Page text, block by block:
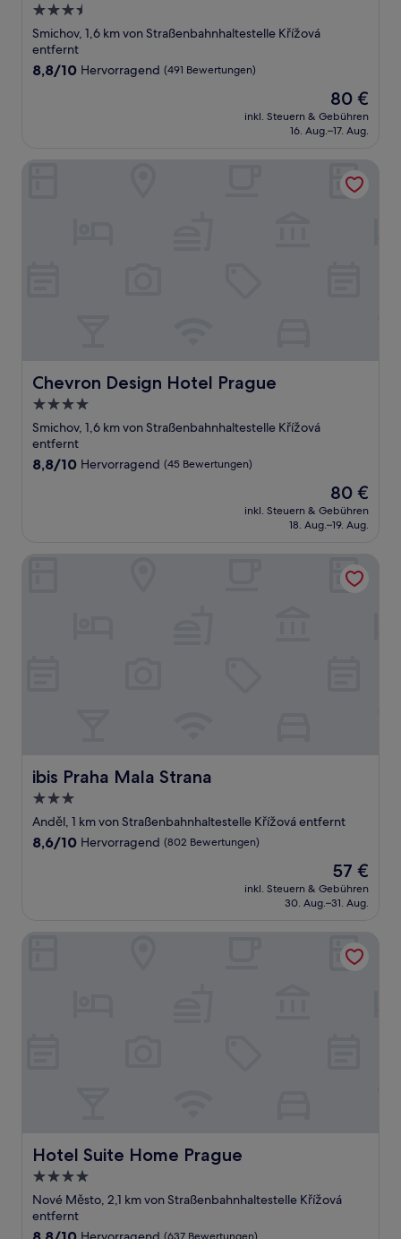
3.5-
Sterne-
Unterkunft
Smichov, 1,6 km von Straßenbahnhaltestelle Křížová
entfernt
8.8
8,8/10 Hervorragend (491 Bewertungen)
Der
Preis
beträgt
80 €
inkl. Steuern & Gebühren
16. Aug.–17. Aug.
Chevron Design Hotel Prague
Chevron Design Hotel Prague
4.0-
Sterne-
Unterkunft
Smichov, 1,6 km von Straßenbahnhaltestelle Křížová
entfernt
8.8
8,8/10 Hervorragend (45 Bewertungen)
Der
Preis
beträgt
80 €
inkl. Steuern & Gebühren
18. Aug.–19. Aug.
ibis Praha Mala Strana
ibis Praha Mala Strana
3.0-
Sterne-
Unterkunft
Anděl, 1 km von Straßenbahnhaltestelle Křížová entfernt
8.6
8,6/10 Hervorragend (802 Bewertungen)
Der
Preis
beträgt
57 €
inkl. Steuern & Gebühren
30. Aug.–31. Aug.
Hotel Suite Home Prague
Hotel Suite Home Prague
4.0-
Sterne-
Unterkunft
Nové Město, 2,1 km von Straßenbahnhaltestelle Křížová
entfernt
8.8